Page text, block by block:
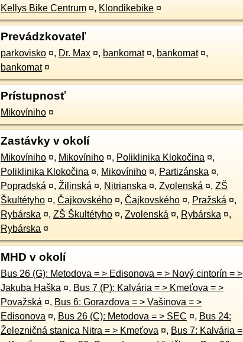
Kellys Bike Centrum ¤, Klondikebike ¤
Prevádzkovateľ
parkovisko ¤, Dr. Max ¤, bankomat ¤, bankomat ¤,
bankomat ¤
Prístupnosť
Mikovíniho ¤
Zastávky v okolí
Mikovíniho ¤, Mikovíniho ¤, Poliklinika Klokočina ¤,
Poliklinika Klokočina ¤, Mikovíniho ¤, Partizánska ¤,
Popradská ¤, Žilinská ¤, Nitrianska ¤, Zvolenská ¤, ZŠ
Škultétyho ¤, Čajkovského ¤, Čajkovského ¤, Pražská ¤,
Rybárska ¤, ZŠ Škultétyho ¤, Zvolenská ¤, Rybárska ¤,
Rybárska ¤
MHD v okolí
Bus 26 (G): Metodova = > Edisonova = > Nový cintorín = >
Jakuba Haška ¤, Bus 7 (P): Kalvária = > Kmeťova = >
Považská ¤, Bus 6: Gorazdova = > Vašinova = >
Edisonova ¤, Bus 26 (C): Metodova = > SEC ¤, Bus 24:
Železničná stanica Nitra = > Kmeťova ¤, Bus 7: Kalvária =